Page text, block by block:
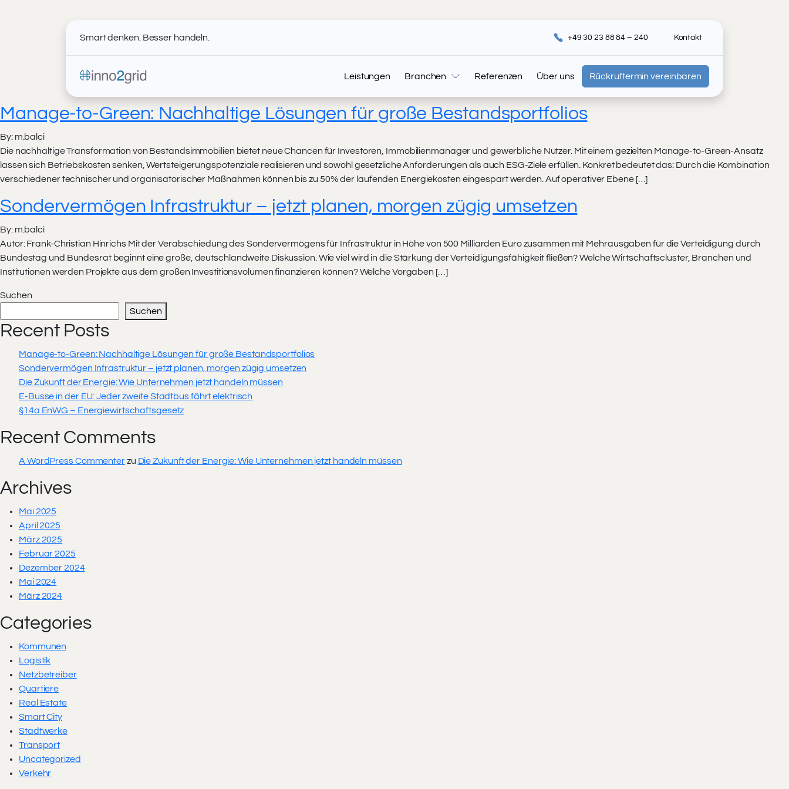
Smart denken. Besser handeln. +49 30 23 88 84 – 240 Kontakt
Leistungen Branchen Referenzen Über uns Rückruftermin vereinbaren
Manage-to-Green: Nachhaltige Lösungen für große Bestandsportfolios
By: m.balci
Die nachhaltige Transformation von Bestandsimmobilien bietet neue Chancen für Investoren, Immobilienmanager und gewerbliche Nutzer. Mit einem gezielten Manage-to-Green-Ansatz
lassen sich Betriebskosten senken, Wertsteigerungspotenziale realisieren und sowohl gesetzliche Anforderungen als auch ESG-Ziele erfüllen. Konkret bedeutet das: Durch die Kombination
verschiedener technischer und organisatorischer Maßnahmen können bis zu 50% der laufenden Energiekosten eingespart werden. Auf operativer Ebene […]
Sondervermögen Infrastruktur – jetzt planen, morgen zügig umsetzen
By: m.balci
Autor: Frank-Christian Hinrichs Mit der Verabschiedung des Sondervermögens für Infrastruktur in Höhe von 500 Milliarden Euro zusammen mit Mehrausgaben für die Verteidigung durch
Bundestag und Bundesrat beginnt eine große, deutschlandweite Diskussion. Wie viel wird in die Stärkung der Verteidigungsfähigkeit fließen? Welche Wirtschaftscluster, Branchen und
Institutionen werden Projekte aus dem großen Investitionsvolumen finanzieren können? Welche Vorgaben […]
Suchen
Suchen
Recent Posts
Manage-to-Green: Nachhaltige Lösungen für große Bestandsportfolios
Sondervermögen Infrastruktur – jetzt planen, morgen zügig umsetzen
Die Zukunft der Energie: Wie Unternehmen jetzt handeln müssen
E-Busse in der EU: Jeder zweite Stadtbus fährt elektrisch
§14a EnWG – Energiewirtschaftsgesetz
Recent Comments
A WordPress Commenterzu Die Zukunft der Energie: Wie Unternehmen jetzt handeln müssen
Archives
Mai 2025
April 2025
März 2025
Februar 2025
Dezember 2024
Mai 2024
März 2024
Categories
Kommunen
Logistik
Netzbetreiber
Quartiere
Real Estate
Smart City
Stadtwerke
Transport
Uncategorized
Verkehr